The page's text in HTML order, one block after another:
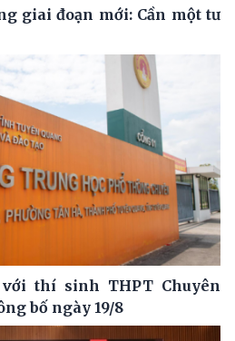
giai đoạn mới: Cần một tư
thí sinh THPT Chuyên
bố ngày 19/8